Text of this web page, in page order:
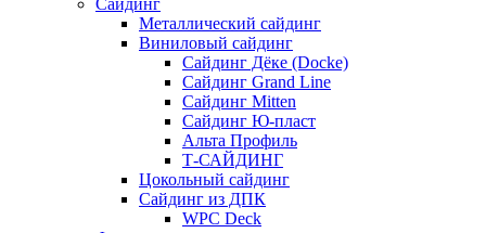
Сайдинг
Металлический сайдинг
Виниловый сайдинг
Сайдинг Дёке (Docke)
Сайдинг Grand Line
Сайдинг Mitten
Сайдинг Ю-пласт
Альта Профиль
Т-САЙДИНГ
Цокольный сайдинг
Сайдинг из ДПК
WPC Deck